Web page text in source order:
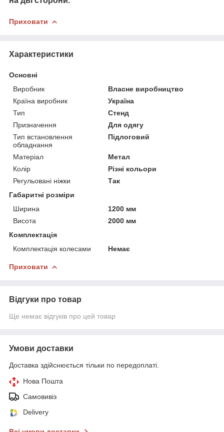
Приховати
Характеристики
Основні
Виробник
Власне виробництво
Країна виробник
Україна
Тип
Стенд
Призначення
Для одягу
Тип встановлення
обладнання
Підлоговий
Матеріал
Метал
Колір
Різні кольори
Регульовані ніжки
Так
Габаритні розміри
Ширина
1200 мм
Висота
2000 мм
Комплектація
Комплектація колесами
Немає
Приховати
Відгуки про товар
Ще немає відгуків про цей товар
Умови доставки
Доставка здійснюється тільки по передоплаті.
Нова Пошта
Самовивіз
Delivery